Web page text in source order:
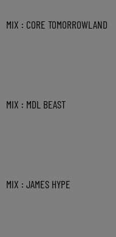
MIX : CORE TOMORROWLAND
MIX : MDL BEAST
MIX : JAMES HYPE